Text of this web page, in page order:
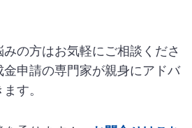
の方はお気軽にご相談くださ
申請の専門家が親身にアドバ
す。